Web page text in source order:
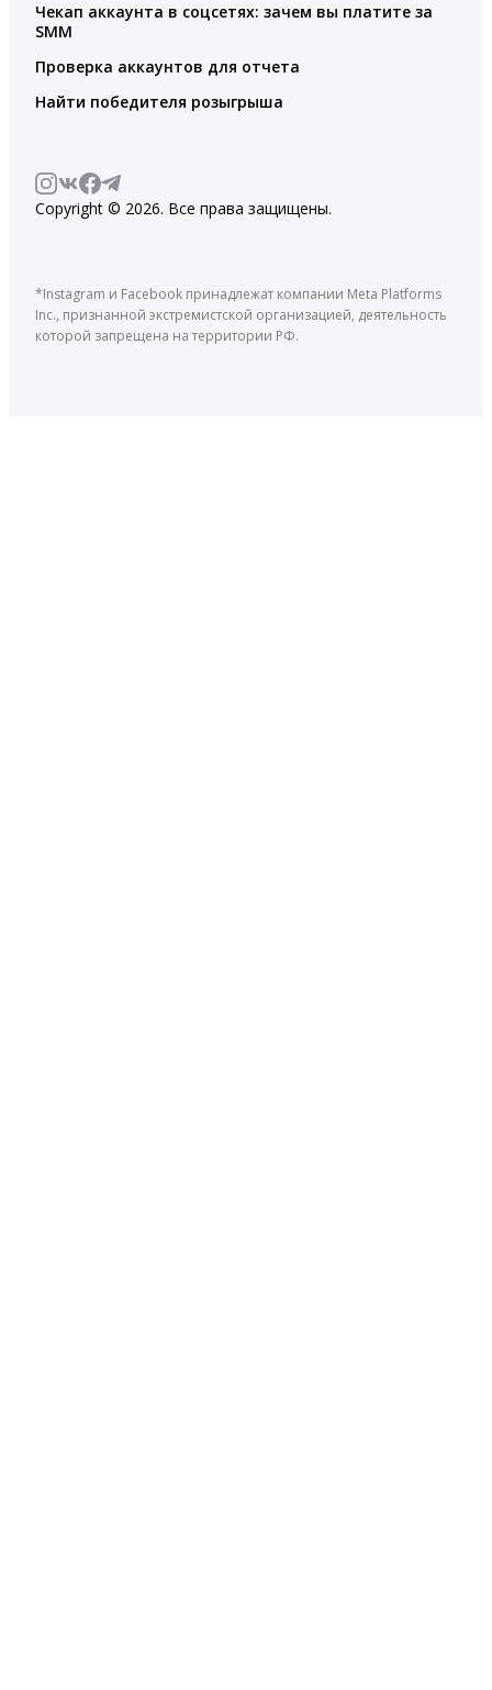
Чекап аккаунта в соцсетях: зачем вы платите за
SMM
Проверка аккаунтов для отчета
Найти победителя розыгрыша
Copyright © 2026. Все права защищены.
*Instagram и Facebook принадлежат компании Meta Platforms
Inc., признанной экстремистской организацией, деятельность
которой запрещена на территории РФ.